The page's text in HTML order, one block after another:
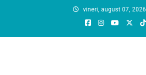
vineri, august 07, 2026